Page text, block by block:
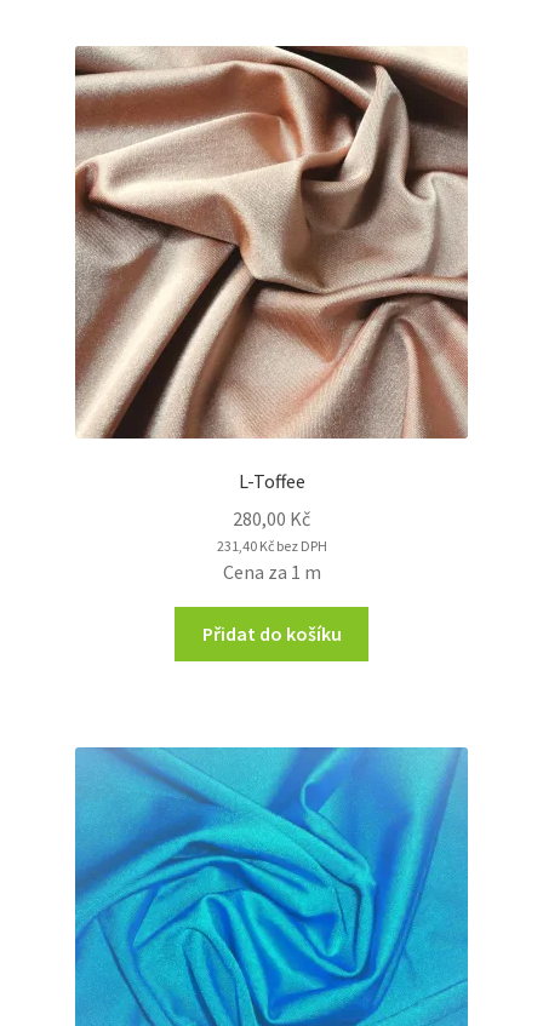
L-Toffee
280,00 Kč
231,40 Kčbez DPH
Cena za 1 m
Přidat do košíku